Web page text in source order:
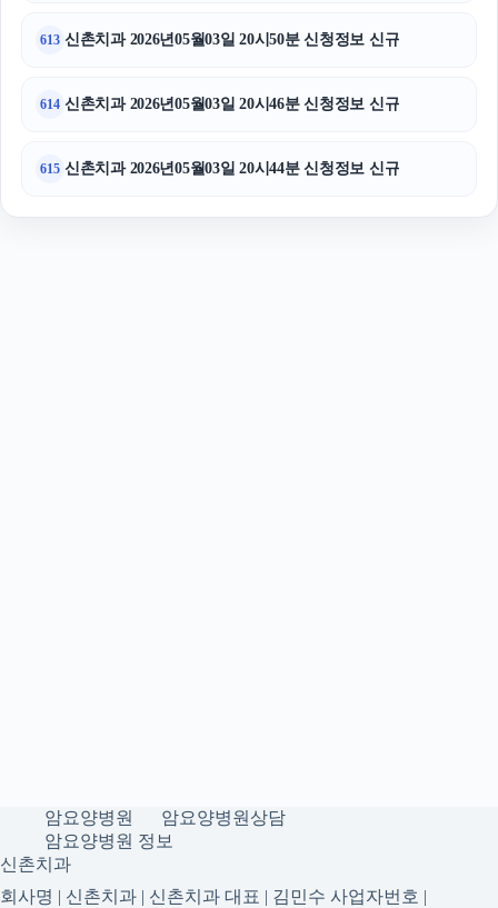
613 신촌치과 2026년05월03일 20시50분 신청정보 신규
614 신촌치과 2026년05월03일 20시46분 신청정보 신규
615 신촌치과 2026년05월03일 20시44분 신청정보 신규
암요양병원
암요양병원상담
암요양병원 정보
신촌치과
회사명 | 신촌치과 | 신촌치과 대표 | 김민수 사업자번호 |